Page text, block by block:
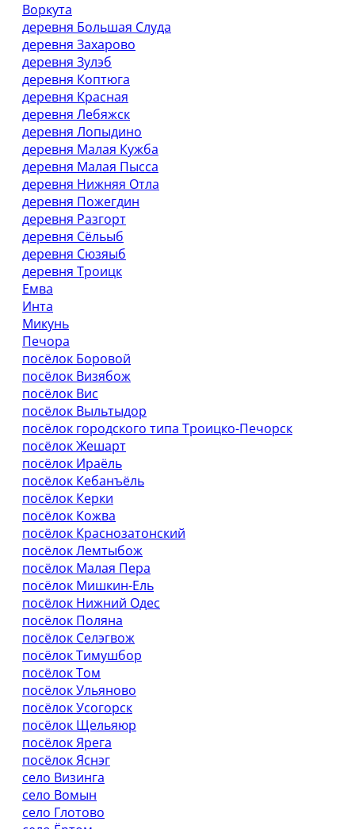
Воркута
деревня Большая Слуда
деревня Захарово
деревня Зулэб
деревня Коптюга
деревня Красная
деревня Лебяжск
деревня Лопыдино
деревня Малая Кужба
деревня Малая Пысса
деревня Нижняя Отла
деревня Пожегдин
деревня Разгорт
деревня Сёльыб
деревня Сюзяыб
деревня Троицк
Емва
Инта
Микунь
Печора
посёлок Боровой
посёлок Визябож
посёлок Вис
посёлок Выльтыдор
посёлок городского типа Троицко-Печорск
посёлок Жешарт
посёлок Ираёль
посёлок Кебанъёль
посёлок Керки
посёлок Кожва
посёлок Краснозатонский
посёлок Лемтыбож
посёлок Малая Пера
посёлок Мишкин-Ель
посёлок Нижний Одес
посёлок Поляна
посёлок Селэгвож
посёлок Тимушбор
посёлок Том
посёлок Ульяново
посёлок Усогорск
посёлок Щельяюр
посёлок Ярега
посёлок Яснэг
село Визинга
село Вомын
село Глотово